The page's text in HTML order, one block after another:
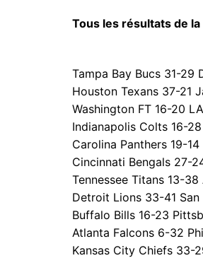
Tous les résultats de la
Tampa Bay Bucs 31-29
Houston Texans 37-21
Washington FT 16-20
Indianapolis Colts 16-
Carolina Panthers 19-
Cincinnati Bengals 27-
Tennessee Titans 13-
Detroit Lions 33-41
Buffalo Bills 16-23
Atlanta Falcons 6-32
Kansas City Chiefs 33-